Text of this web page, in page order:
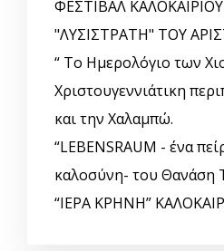
ΦΕΣΤΙΒΑΛ
"ΛΥΣΙΣΤΡΑΤΗ" ΤΟΥ
“ Το Ημερολόγιο των
Χριστουγεννιάτικη
και την Χαλαμπώ.
“LEBENSRAUM - ένα
καλοσύνη- του Θανάση
“ΙΕΡΑ ΚΡΗΝΗ”